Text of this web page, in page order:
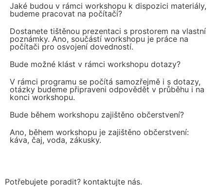
Jaké budou v rámci workshopu k dispozici materiály,
budeme pracovat na počítači?
Dostanete tištěnou prezentaci s prostorem na vlastní
poznámky. Ano, součástí workshopu je práce na
počítači pro osvojení dovedností.
Bude možné klást v rámci workshopu dotazy?
V rámci programu se počítá samozřejmě i s dotazy,
otázky budeme připraveni odpovědět v průběhu i na
konci workshopu.
Bude během workshopu zajištěno občerstvení?
Ano, během workshopu je zajištěno občerstvení:
káva, čaj, voda, zákusky.
Potřebujete poradit? kontaktujte nás.